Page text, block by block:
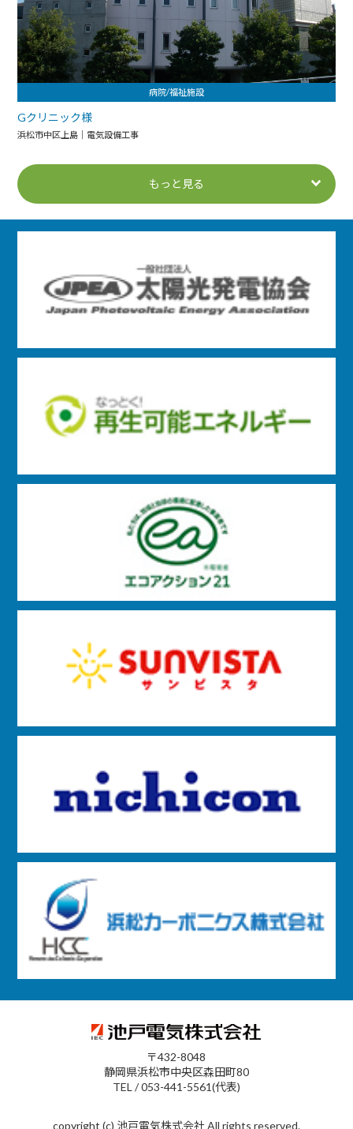
病院/福祉施設
Gクリニック様
浜松市中区上島｜電気設備工事
もっと見る
〒432-8048
静岡県浜松市中央区森田町80
TEL / 053-441-5561(代表)
copyright (c) 池戸電気株式会社 All rights reserved.